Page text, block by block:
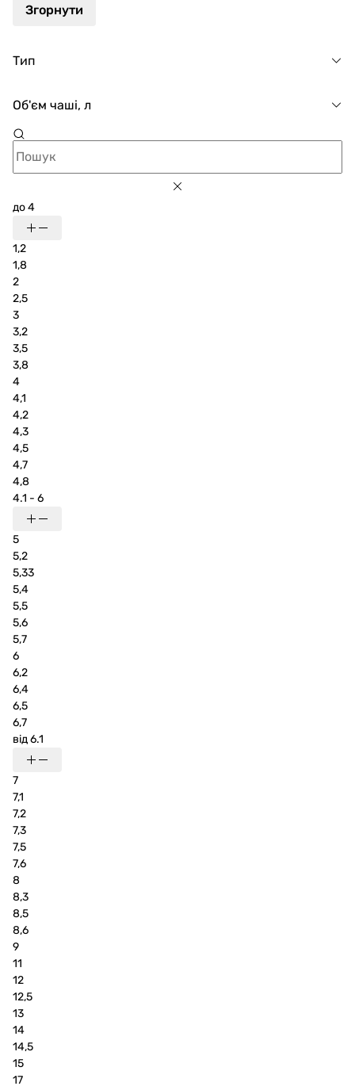
Згорнути
Тип
Об'єм чаші, л
до 4
1,2
1,8
2
2,5
3
3,2
3,5
3,8
4
4,1
4,2
4,3
4,5
4,7
4,8
4.1 - 6
5
5,2
5,33
5,4
5,5
5,6
5,7
6
6,2
6,4
6,5
6,7
від 6.1
7
7,1
7,2
7,3
7,5
7,6
8
8,3
8,5
8,6
9
11
12
12,5
13
14
14,5
15
17